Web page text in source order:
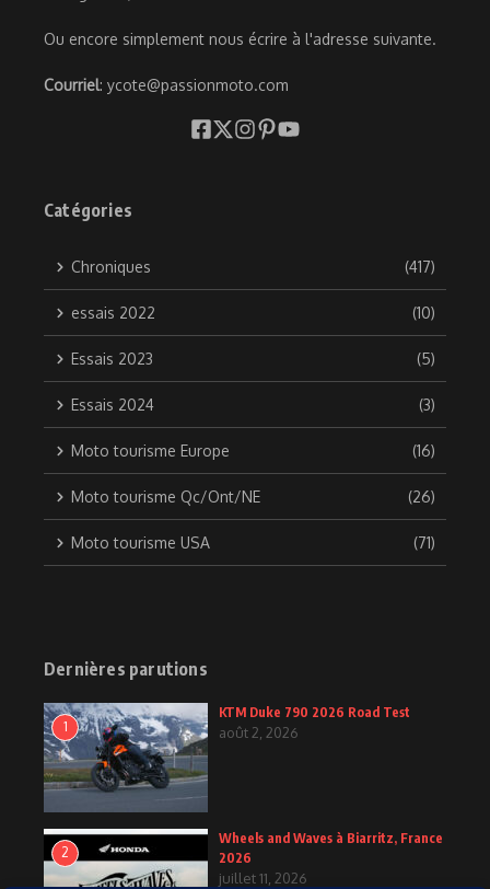
Ou encore simplement nous écrire à l'adresse suivante.
Courriel: ycote@passionmoto.com
Catégories
Chroniques (417)
essais 2022 (10)
Essais 2023 (5)
Essais 2024 (3)
Moto tourisme Europe (16)
Moto tourisme Qc/Ont/NE (26)
Moto tourisme USA (71)
Dernières parutions
1
KTM Duke 790 2026 Road Test
août 2, 2026
2
Wheels and Waves à Biarritz, France
2026
juillet 11, 2026